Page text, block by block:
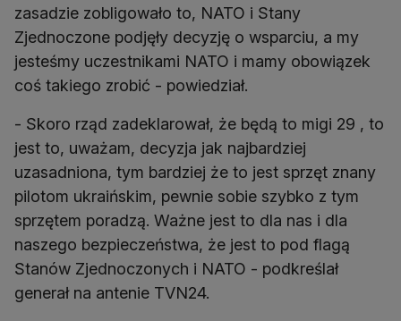
zasadzie zobligowało to, NATO i Stany
Zjednoczone podjęły decyzję o wsparciu, a my
jesteśmy uczestnikami NATO i mamy obowiązek
coś takiego zrobić - powiedział.
- Skoro rząd zadeklarował, że będą to migi 29 , to
jest to, uważam, decyzja jak najbardziej
uzasadniona, tym bardziej że to jest sprzęt znany
pilotom ukraińskim, pewnie sobie szybko z tym
sprzętem poradzą. Ważne jest to dla nas i dla
naszego bezpieczeństwa, że jest to pod flagą
Stanów Zjednoczonych i NATO - podkreślał
generał na antenie TVN24.